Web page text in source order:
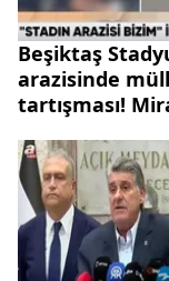
Beşiktaş
arazisinde
tartışması!